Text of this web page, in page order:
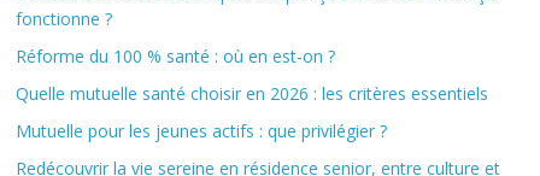
fonctionne ?
Réforme du 100 % santé : où en est-on ?
Quelle mutuelle santé choisir en 2026 : les critères essentiels
Mutuelle pour les jeunes actifs : que privilégier ?
Redécouvrir la vie sereine en résidence senior, entre culture et